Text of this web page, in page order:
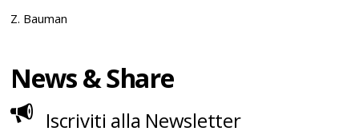
Z. Bauman
News & Share
Iscriviti alla Newsletter